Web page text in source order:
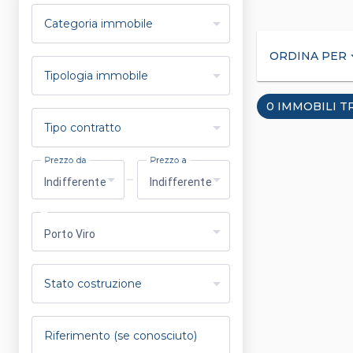
Categoria immobile
Tipologia immobile
Tipo contratto
Indifferente
Prezzo da
Indifferente
Prezzo a
Porto Viro
Stato costruzione
Riferimento (se conosciuto)
ORDINA PER
0 IMMOBILI